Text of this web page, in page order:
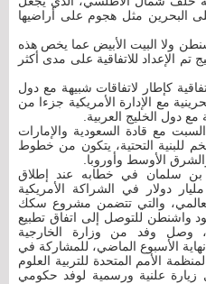
البحرين مثل هجوم على أراضيها
ولا البيت الأبيض عما يخص هذه
تم الإعداد للاتفاقية على مدى أكثر
كإطار لاتفاقات شبيهة مع دول
مع الإدارة الأمريكية جزءا من
دول الخليج العربية.
مع قادة السعودية والإمارات
للبنية التحتية، يتكون من خطوط
الأوسط وأوروبا.
بن سلمان في خطابه عند إطلاق
المشروع، إن بلاده ستستثمر 20 مليار دولار في الشراكة الأمريكية
العالمي، والتي تتضمن مشروع سكك
للتوصل إلى اتفاق تطبيع
وصل وفد من وزارة الخارجية
نهاية الأسبوع الماضي، للمشاركة في
الأمم المتحدة للتربية العلوم
زيارة علنية ورسمية لوفد حكومي